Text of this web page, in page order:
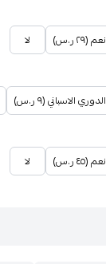
نعم (٢٩ ر.س) لا
الدوري الاسباني (٩ ر.س)
نعم (٤٥ ر.س) لا